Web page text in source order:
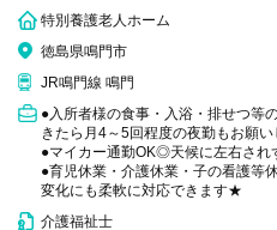
特別養護老人ホーム
徳島県鳴門市
JR鳴門線 鳴門
●入所者様の食事・入浴・排せつ等
きたら月4～5回程度の夜勤もお願い
●マイカー通勤OK◎天候に左右され
●育児休業・介護休業・子の看護等
変化にも柔軟に対応できます★
介護福祉士